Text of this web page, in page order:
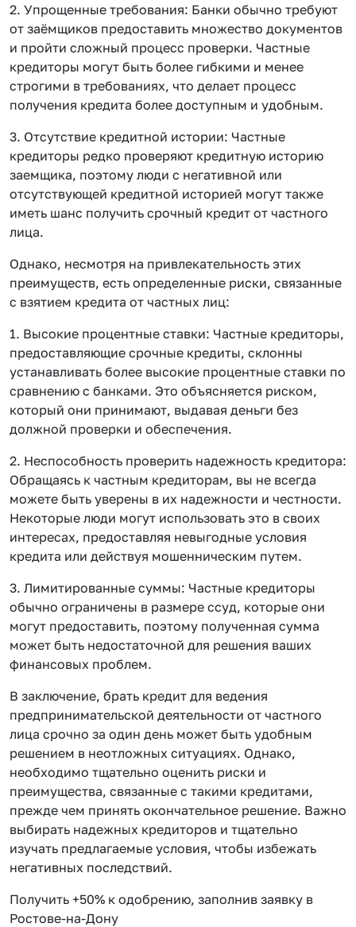
2. Упрощенные требования: Банки обычно требуют
от заёмщиков предоставить множество документов
и пройти сложный процесс проверки. Частные
кредиторы могут быть более гибкими и менее
строгими в требованиях, что делает процесс
получения кредита более доступным и удобным.
3. Отсутствие кредитной истории: Частные
кредиторы редко проверяют кредитную историю
заемщика, поэтому люди с негативной или
отсутствующей кредитной историей могут также
иметь шанс получить срочный кредит от частного
лица.
Однако, несмотря на привлекательность этих
преимуществ, есть определенные риски, связанные
с взятием кредита от частных лиц:
1. Высокие процентные ставки: Частные кредиторы,
предоставляющие срочные кредиты, склонны
устанавливать более высокие процентные ставки по
сравнению с банками. Это объясняется риском,
который они принимают, выдавая деньги без
должной проверки и обеспечения.
2. Неспособность проверить надежность кредитора:
Обращаясь к частным кредиторам, вы не всегда
можете быть уверены в их надежности и честности.
Некоторые люди могут использовать это в своих
интересах, предоставляя невыгодные условия
кредита или действуя мошенническим путем.
3. Лимитированные суммы: Частные кредиторы
обычно ограничены в размере ссуд, которые они
могут предоставить, поэтому полученная сумма
может быть недостаточной для решения ваших
финансовых проблем.
В заключение, брать кредит для ведения
предпринимательской деятельности от частного
лица срочно за один день может быть удобным
решением в неотложных ситуациях. Однако,
необходимо тщательно оценить риски и
преимущества, связанные с такими кредитами,
прежде чем принять окончательное решение. Важно
выбирать надежных кредиторов и тщательно
изучать предлагаемые условия, чтобы избежать
негативных последствий.
Получить +50% к одобрению, заполнив заявку в
Ростове-на-Дону